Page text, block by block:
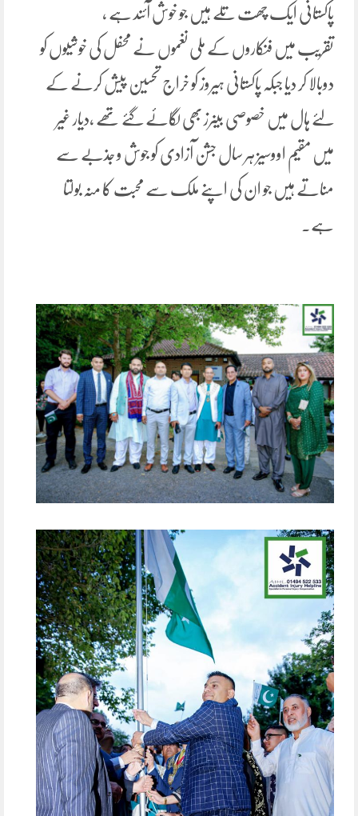
پاکستانی ایک چھت تلے ہیں جو خوش آئند ہے ،
تقریب میں فنکاروں کے ملی نغموں نے محفل کی خوشیوں کو
دوبالا کر دیا جبکہ پاکستانی ہیروز کو خراج تحسین پیش کرنے کے
لئے ہال میں خصوصی بینرز بھی لگائے گئے تھے ،دیار غیر
میں مقیم اووسیز ہر سال جشن آزادی کو جوش و جذبے سے
مناتے ہیں جو ان کی اپنے ملک سے محبت کا منہ بولتا
ہے۔